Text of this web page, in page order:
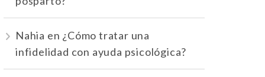
Nahia en ¿Cómo tratar una
infidelidad con ayuda psicológica?